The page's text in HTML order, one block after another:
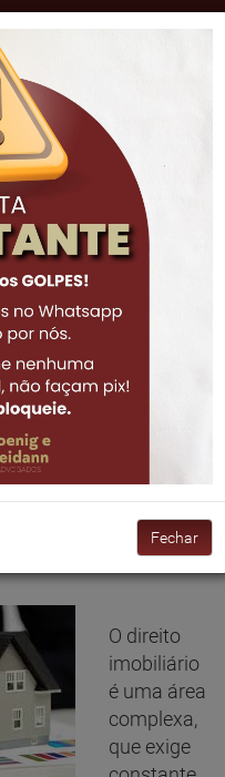
é impor o
ação."
(51) 3341-7972
(51) 3061-0252
(51) 99973-6308
do
O direito
imobiliário
é uma área
complexa,
que exige
Fechar